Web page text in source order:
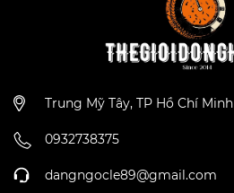
Trung Mỹ Tây, TP Hồ Chí Minh
0932738375
dangngocle89@gmail.com